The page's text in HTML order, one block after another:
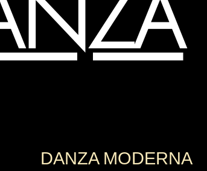
DANZA MODERNA